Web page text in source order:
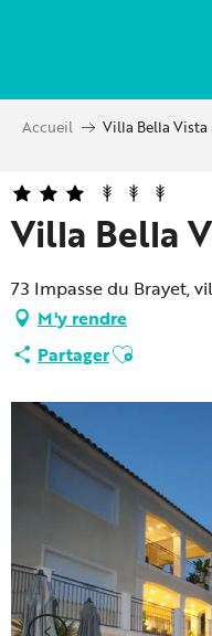
principal
Accueil Villa Bella Vista
Villa Bella
73 Impasse du Brayet,
M'y rendre
PartagerAjouter aux